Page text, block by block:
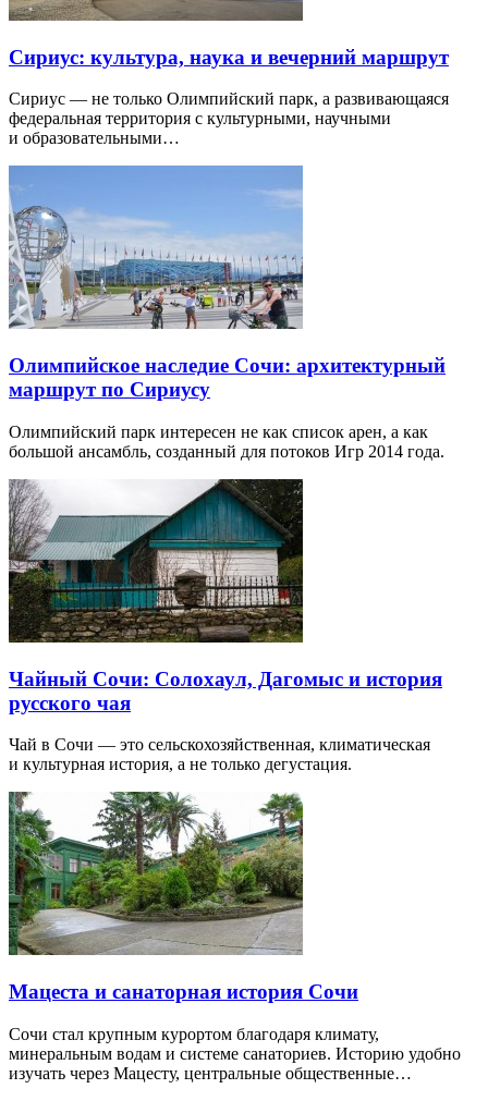
Сириус: культура, наука и вечерний маршрут
Сириус — не только Олимпийский парк, а развивающаяся
федеральная территория с культурными, научными
и образовательными…
Олимпийское наследие Сочи: архитектурный
маршрут по Сириусу
Олимпийский парк интересен не как список арен, а как
большой ансамбль, созданный для потоков Игр 2014 года.
Чайный Сочи: Солохаул, Дагомыс и история
русского чая
Чай в Сочи — это сельскохозяйственная, климатическая
и культурная история, а не только дегустация.
Мацеста и санаторная история Сочи
Сочи стал крупным курортом благодаря климату,
минеральным водам и системе санаториев. Историю удобно
изучать через Мацесту, центральные общественные…